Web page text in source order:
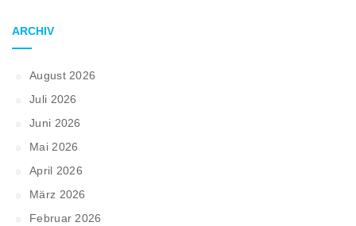
ARCHIV
August 2026
Juli 2026
Juni 2026
Mai 2026
April 2026
März 2026
Februar 2026